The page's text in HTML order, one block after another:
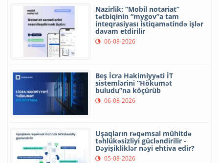
Nazirlik: “Mobil notariat”
tətbiqinin “mygov”a tam
inteqrasiyası istiqamətində işlər
davam etdirilir
06-08-2026
Beş İcra Hakimiyyəti İT
sistemlərini “Hökumət
buludu”na köçürüb
06-08-2026
Uşaqların rəqəmsal mühitdə
təhlükəsizliyi gücləndirilir -
Dəyişikliklər nəyi ehtiva edir?
05-08-2026